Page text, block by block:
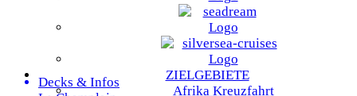
ZIELGEBIETE
Afrika Kreuzfahrt
Decks & Infos